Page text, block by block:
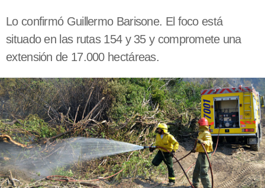
Lo confirmó Guillermo Barisone. El foco está
situado en las rutas 154 y 35 y compromete una
extensión de 17.000 hectáreas.